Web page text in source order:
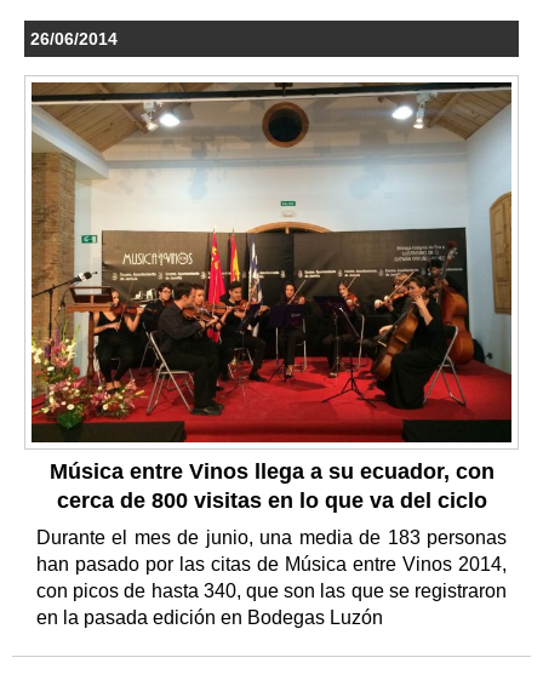
26/06/2014
Música entre Vinos llega a su ecuador, con
cerca de 800 visitas en lo que va del ciclo
Durante el mes de junio, una media de 183 personas
han pasado por las citas de Música entre Vinos 2014,
con picos de hasta 340, que son las que se registraron
en la pasada edición en Bodegas Luzón